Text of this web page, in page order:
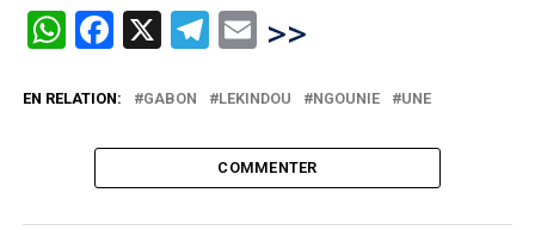
WhatsApp
Facebook
X Telegram
Email
>>
EN RELATION: GABON LEKINDOU NGOUNIE UNE
COMMENTER